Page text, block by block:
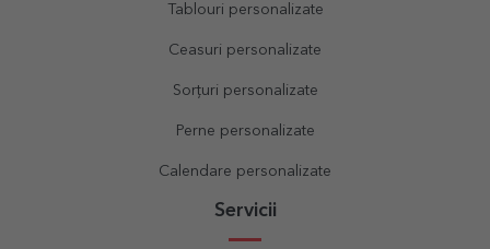
Tablouri personalizate
Ceasuri personalizate
Sorțuri personalizate
Perne personalizate
Calendare personalizate
Servicii